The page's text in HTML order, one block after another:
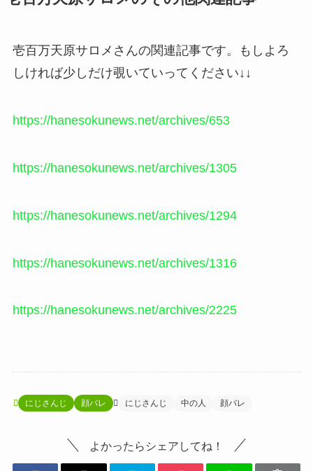
壱百万天原サロメさんの関連記事です。もしよろ
しければ少しだけ覗いていってください↓↓
https://hanesokunews.net/archives/653
https://hanesokunews.net/archives/1305
https://hanesokunews.net/archives/1294
https://hanesokunews.net/archives/1316
https://hanesokunews.net/archives/2225
にじさんじ 顔バレ にじさんじ 中の人 顔バレ
よかったらシェアしてね！